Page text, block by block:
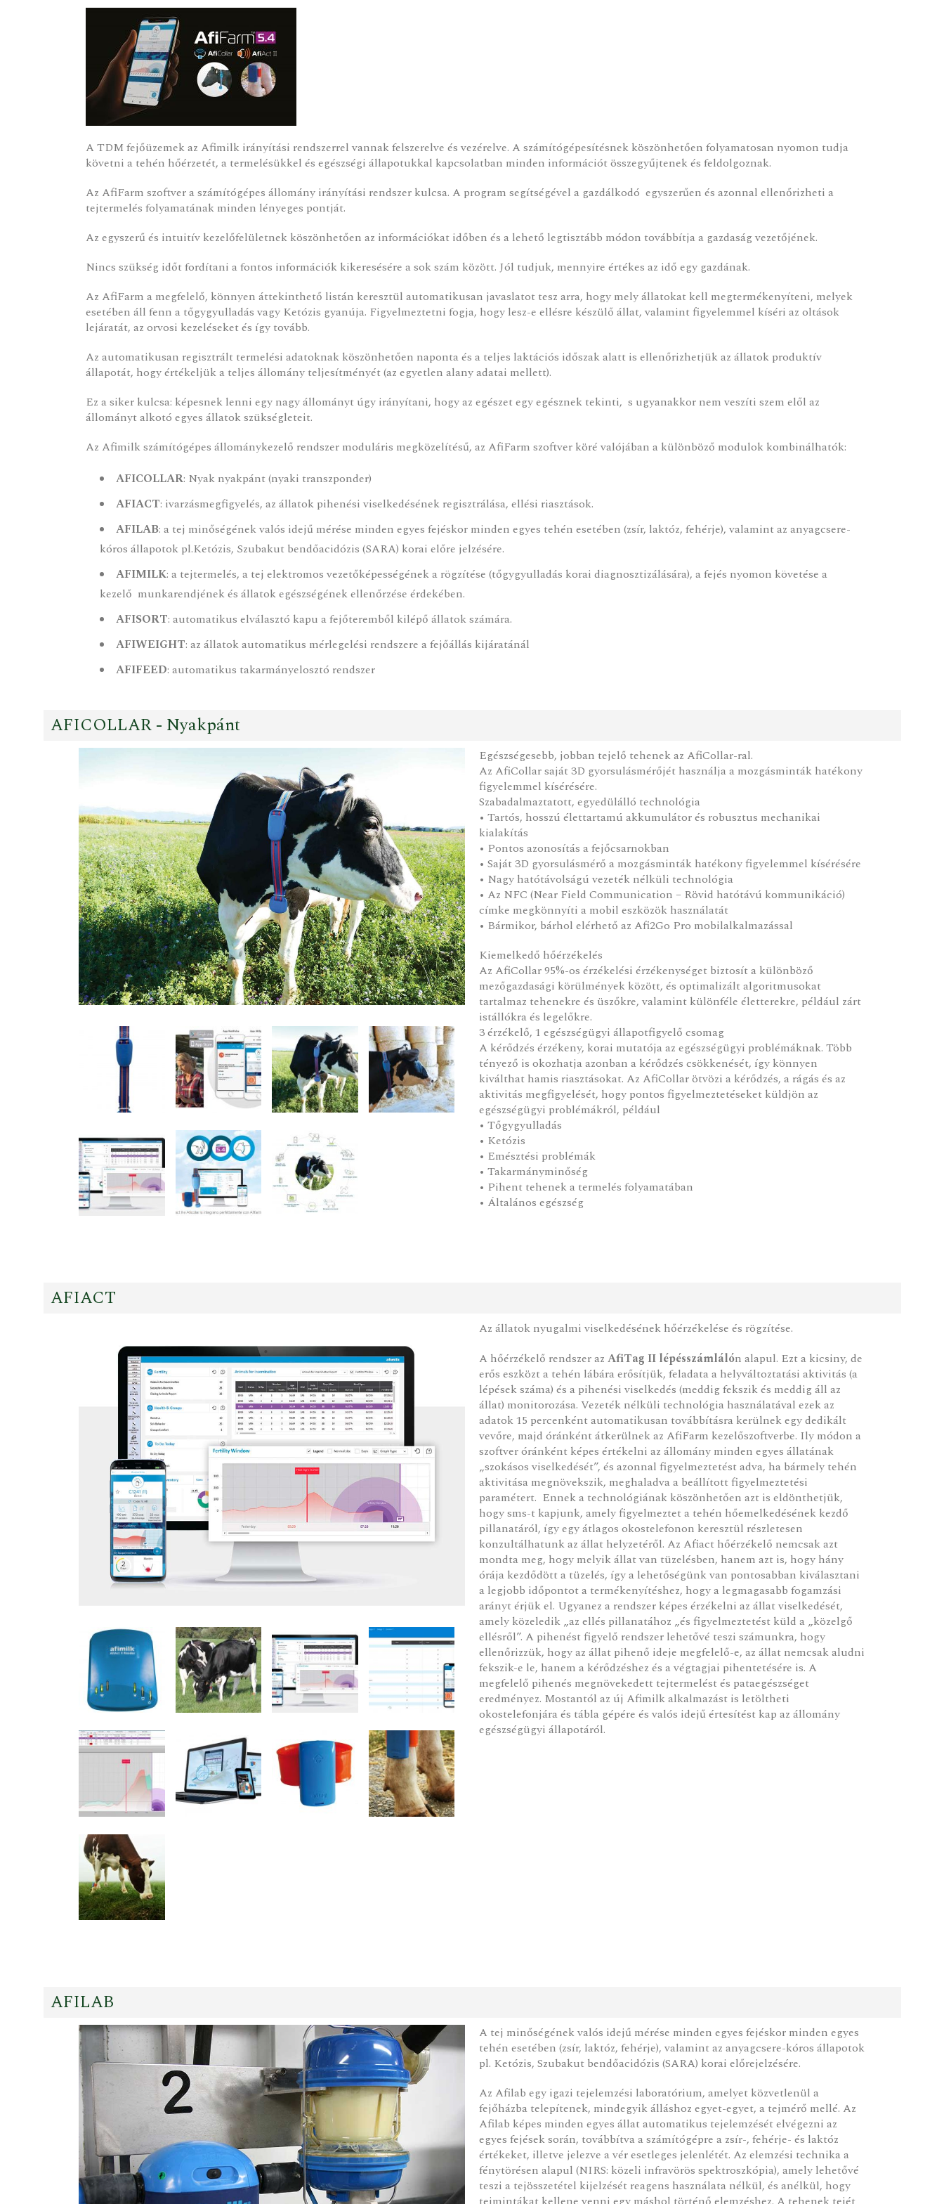
A TDM fejőüzemek az Afimilk irányítási rendszerrel vannak felszerelve és vezérelve. A számítógépesítésnek köszönhetően folyamatosan nyomon tudja
követni a tehén hőérzetét, a termelésükkel és egészségi állapotukkal kapcsolatban minden információt összegyűjtenek és feldolgoznak.
Az AfiFarm szoftver a számítógépes állomány irányítási rendszer kulcsa. A program segítségével a gazdálkodó egyszerűen és azonnal ellenőrizheti a
tejtermelés folyamatának minden lényeges pontját.
Az egyszerű és intuitív kezelőfelületnek köszönhetően az információkat időben és a lehető legtisztább módon továbbítja a gazdaság vezetőjének.
Nincs szükség időt fordítani a fontos információk kikeresésére a sok szám között. Jól tudjuk, mennyire értékes az idő egy gazdának.
Az AfiFarm a megfelelő, könnyen áttekinthető listán keresztül automatikusan javaslatot tesz arra, hogy mely állatokat kell megtermékenyíteni, melyek
esetében áll fenn a tőgygyulladás vagy Ketózis gyanúja. Figyelmeztetni fogja, hogy lesz-e ellésre készülő állat, valamint figyelemmel kíséri az oltások
lejáratát, az orvosi kezeléseket és így tovább.
Az automatikusan regisztrált termelési adatoknak köszönhetően naponta és a teljes laktációs időszak alatt is ellenőrizhetjük az állatok produktív
állapotát, hogy értékeljük a teljes állomány teljesítményét (az egyetlen alany adatai mellett).
Ez a siker kulcsa: képesnek lenni egy nagy állományt úgy irányítani, hogy az egészet egy egésznek tekinti, s ugyanakkor nem veszíti szem elől az
állományt alkotó egyes állatok szükségleteit.
Az Afimilk számítógépes állománykezelő rendszer moduláris megközelítésű, az AfiFarm szoftver köré valójában a különböző modulok kombinálhatók:
AFICOLLAR: Nyak nyakpánt (nyaki transzponder)
AFIACT: ivarzásmegfigyelés, az állatok pihenési viselkedésének regisztrálása, ellési riasztások.
AFILAB: a tej minőségének valós idejű mérése minden egyes fejéskor minden egyes tehén esetében (zsír, laktóz, fehérje), valamint az anyagcsere-
kóros állapotok pl.Ketózis, Szubakut bendőacidózis (SARA) korai előre jelzésére.
AFIMILK: a tejtermelés, a tej elektromos vezetőképességének a rögzítése (tőgygyulladás korai diagnosztizálására), a fejés nyomon követése a
kezelő munkarendjének és állatok egészségének ellenőrzése érdekében.
AFISORT: automatikus elválasztó kapu a fejőteremből kilépő állatok számára.
AFIWEIGHT: az állatok automatikus mérlegelési rendszere a fejőállás kijáratánál
AFIFEED: automatikus takarmányelosztó rendszer
AFICOLLAR - Nyakpánt
Egészségesebb, jobban tejelő tehenek az AfiCollar-ral.
Az AfiCollar saját 3D gyorsulásmérőjét használja a mozgásminták hatékony
figyelemmel kísérésére.
Szabadalmaztatott, egyedülálló technológia
• Tartós, hosszú élettartamú akkumulátor és robusztus mechanikai
kialakítás
• Pontos azonosítás a fejőcsarnokban
• Saját 3D gyorsulásmérő a mozgásminták hatékony figyelemmel kísérésére
• Nagy hatótávolságú vezeték nélküli technológia
• Az NFC (Near Field Communication – Rövid hatótávú kommunikáció)
címke megkönnyíti a mobil eszközök használatát
• Bármikor, bárhol elérhető az Afi2Go Pro mobilalkalmazással
Kiemelkedő hőérzékelés
Az AfiCollar 95%-os érzékelési érzékenységet biztosít a különböző
mezőgazdasági körülmények között, és optimalizált algoritmusokat
tartalmaz tehenekre és üszőkre, valamint különféle életterekre, például zárt
istállókra és legelőkre.
3 érzékelő, 1 egészségügyi állapotfigyelő csomag
A kérődzés érzékeny, korai mutatója az egészségügyi problémáknak. Több
tényező is okozhatja azonban a kérődzés csökkenését, így könnyen
kiválthat hamis riasztásokat. Az AfiCollar ötvözi a kérődzés, a rágás és az
aktivitás megfigyelését, hogy pontos figyelmeztetéseket küldjön az
egészségügyi problémákról, például
• Tőgygyulladás
• Ketózis
• Emésztési problémák
• Takarmányminőség
• Pihent tehenek a termelés folyamatában
• Általános egészség
AFIACT
Az állatok nyugalmi viselkedésének hőérzékelése és rögzítése.
A hőérzékelő rendszer az AfiTag II lépésszámlálón alapul. Ezt a kicsiny, de
erős eszközt a tehén lábára erősítjük, feladata a helyváltoztatási aktivitás (a
lépések száma) és a pihenési viselkedés (meddig fekszik és meddig áll az
állat) monitorozása. Vezeték nélküli technológia használatával ezek az
adatok 15 percenként automatikusan továbbításra kerülnek egy dedikált
vevőre, majd óránként átkerülnek az AfiFarm kezelőszoftverbe. Ily módon a
szoftver óránként képes értékelni az állomány minden egyes állatának
„szokásos viselkedését”, és azonnal figyelmeztetést adva, ha bármely tehén
aktivitása megnövekszik, meghaladva a beállított figyelmeztetési
paramétert. Ennek a technológiának köszönhetően azt is eldönthetjük,
hogy sms-t kapjunk, amely figyelmeztet a tehén hőemelkedésének kezdő
pillanatáról, így egy átlagos okostelefonon keresztül részletesen
konzultálhatunk az állat helyzetéről. Az Afiact hőérzékelő nemcsak azt
mondta meg, hogy melyik állat van tüzelésben, hanem azt is, hogy hány
órája kezdődött a tüzelés, így a lehetőségünk van pontosabban kiválasztani
a legjobb időpontot a termékenyítéshez, hogy a legmagasabb fogamzási
arányt érjük el. Ugyanez a rendszer képes érzékelni az állat viselkedését,
amely közeledik „az ellés pillanatához „és figyelmeztetést küld a „közelgő
ellésről”. A pihenést figyelő rendszer lehetővé teszi számunkra, hogy
ellenőrizzük, hogy az állat pihenő ideje megfelelő-e, az állat nemcsak aludni
fekszik-e le, hanem a kérődzéshez és a végtagjai pihentetésére is. A
megfelelő pihenés megnövekedett tejtermelést és pataegészséget
eredményez. Mostantól az új Afimilk alkalmazást is letöltheti
okostelefonjára és tábla gépére és valós idejű értesítést kap az állomány
egészségügyi állapotáról.
AFILAB
A tej minőségének valós idejű mérése minden egyes fejéskor minden egyes
tehén esetében (zsír, laktóz, fehérje), valamint az anyagcsere-kóros állapotok
pl. Ketózis, Szubakut bendőacidózis (SARA) korai előrejelzésére.
Az Afilab egy igazi tejelemzési laboratórium, amelyet közvetlenül a
fejőházba telepítenek, mindegyik álláshoz egyet-egyet, a tejmérő mellé. Az
Afilab képes minden egyes állat automatikus tejelemzését elvégezni az
egyes fejések során, továbbítva a számítógépre a zsír-, fehérje- és laktóz
értékeket, illetve jelezve a vér esetleges jelenlétét. Az elemzési technika a
fénytörésen alapul (NIRS: közeli infravörös spektroszkópia), amely lehetővé
teszi a tejösszetétel kijelzését reagens használata nélkül, és anélkül, hogy